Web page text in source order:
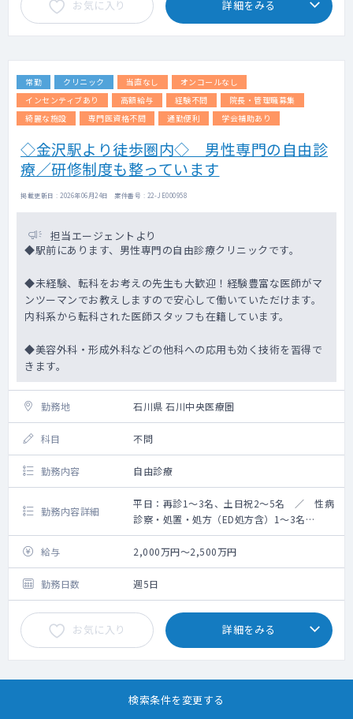
お気に入り 詳細をみる
常勤 クリニック 当直なし
オンコールなし
インセンティブあり
高額給与 経験不問
院長・管理職募集
綺麗な施設
専門医資格不問 通勤便利 学会補助あり
◇金沢駅より徒歩圏内◇ 男性専門の自由診
療／研修制度も整っています
掲載更新日 : 2026年06月24日 案件番号 : 22-JE000958
担当エージェントより
◆駅前にあります、男性専門の自由診療クリニックです。
◆未経験、転科をお考えの先生も大歓迎！経験豊富な医師がマ
ンツーマンでお教えしますので安心して働いていただけます。
内科系から転科された医師スタッフも在籍しています。
◆美容外科・形成外科などの他科への応用も効く技術を習得で
きます。
勤務地 石川県 石川中央医療圏
科目 不問
勤務内容 自由診療
勤務内容詳細
平日：再診1～3名、土日祝2～5名 ／ 性病
診察・処置・処方（ED処方含）1～3名
手術：平日1～3件 土日祝2～5件
給与
2,000万円～2,500万円
勤務日数 週5日
お気に入り 詳細をみる
2 3 4 5
検索条件を変更する